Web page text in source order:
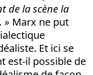
de la scène la
» Marx ne put
Et ici se
est-il possible de